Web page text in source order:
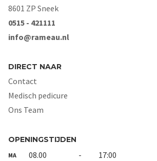
8601 ZP Sneek
0515 - 421111
info@rameau.nl
DIRECT NAAR
Contact
Medisch pedicure
Ons Team
OPENINGSTIJDEN
MA 08.00 - 17:00